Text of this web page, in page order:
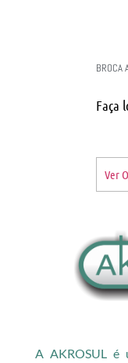
Faça
Ver
A AKROSUL é